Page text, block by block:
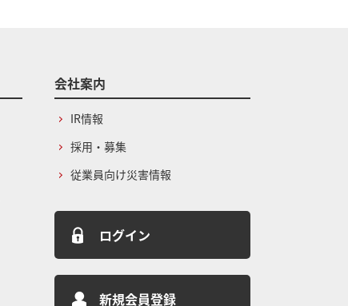
会社案内
IR情報
採用・募集
従業員向け災害情報
ログイン
新規会員登録